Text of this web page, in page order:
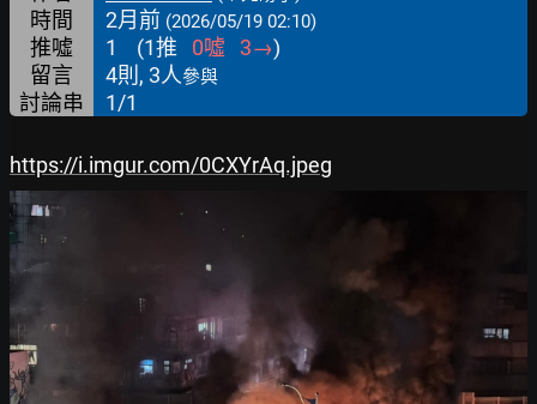
時間 2月前 (2026/05/19 02:10)
推噓 1 (1推 0噓 3→)
留言
4則, 3人參與
討論串 1/1
https://i.imgur.com/0CXYrAq.jpeg